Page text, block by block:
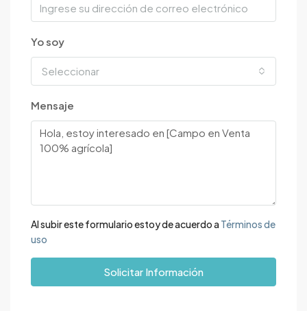
Yo soy
Seleccionar
Mensaje
Al subir este formulario estoy de acuerdo a Términos de
uso
Solicitar Información